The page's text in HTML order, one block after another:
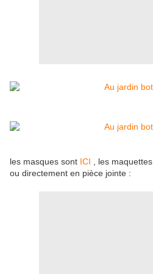
les masques sont ICI , les maquettes
ou directement en pièce jointe :